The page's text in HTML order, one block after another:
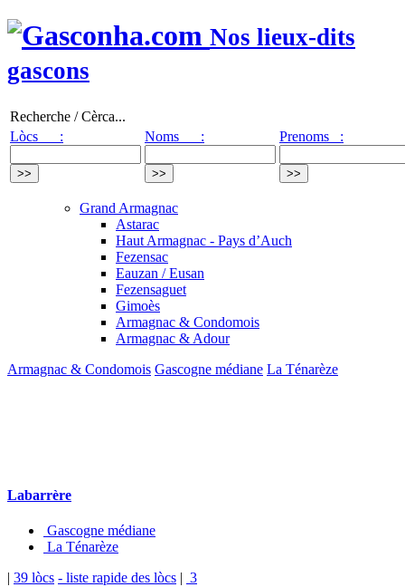
Nos lieux-dits
gascons
Recherche / Cèrca...
Lòcs :
Noms : Prenoms :
Grand Armagnac
Astarac
Haut Armagnac - Pays d’Auch
Fezensac
Eauzan / Eusan
Fezensaguet
Gimoès
Armagnac & Condomois
Armagnac & Adour
Armagnac & Condomois Gascogne médiane La Ténarèze
Labarrère
Gascogne médiane
La Ténarèze
| 39 lòcs - liste rapide des lòcs | 3